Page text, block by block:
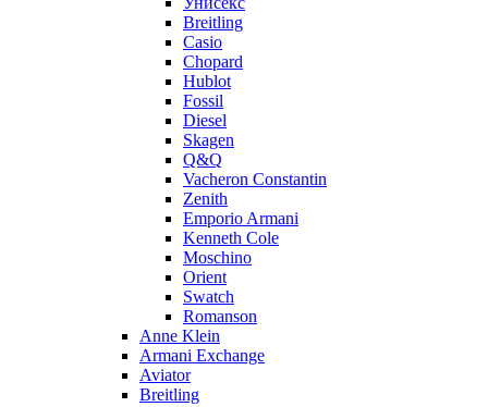
Breitling
Casio
Chopard
Hublot
Fossil
Diesel
Skagen
Q&Q
Vacheron Constantin
Zenith
Emporio Armani
Kenneth Cole
Moschino
Orient
Swatch
Romanson
Anne Klein
Armani Exchange
Aviator
Breitling